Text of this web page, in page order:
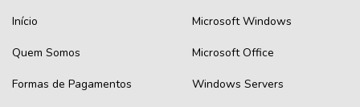
Início
Quem Somos
Formas de Pagamentos
Microsoft Windows
Microsoft Office
Windows Servers